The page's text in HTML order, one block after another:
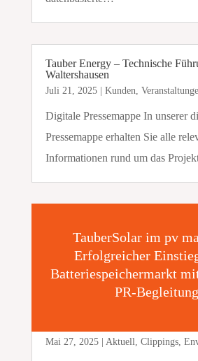
Tauber Energy – Technische
Waltershausen
Juli 21, 2025| Kunden
Digitale Pressemappe In unserer
Pressemappe erhalten Sie alle
Informationen rund um das
TauberSolar im pv
Erfolgreicher
Batteriespeichermarkt
PR-Begleitung
Mai 27, 2025| Aktuell Clippings,